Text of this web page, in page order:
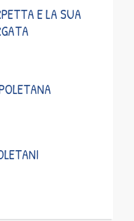
E LA SUA